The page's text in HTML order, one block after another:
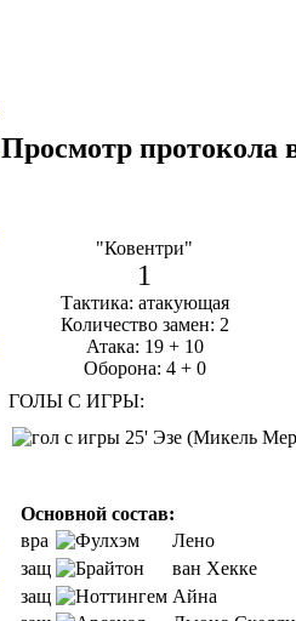
Просмотр протокола
"Ковентри"
1
Тактика: атакующая
Количество замен: 2
Атака: 19 + 10
Оборона: 4 + 0
ГОЛЫ С ИГРЫ:
25' Эзе (Микель
Основной состав:
вра
Лено
защ
ван Хекке
защ
Айна